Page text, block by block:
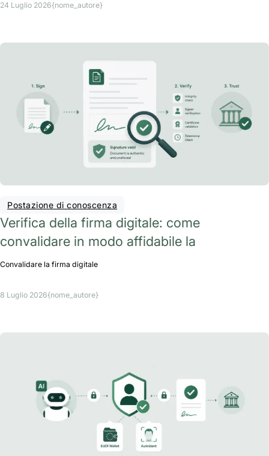
24 Luglio 2026{nome_autore}
Postazione di conoscenza
Verifica della firma digitale: come
convalidare in modo affidabile la
Convalidare la firma digitale
8 Luglio 2026{nome_autore}